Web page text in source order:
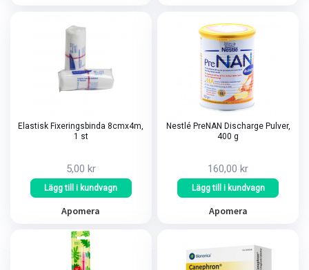
Elastisk Fixeringsbinda 8cmx4m,
1 st
5,00 kr
Lägg till i kundvagn
Apomera
Nestlé PreNAN Discharge Pulver,
400 g
160,00 kr
Lägg till i kundvagn
Apomera